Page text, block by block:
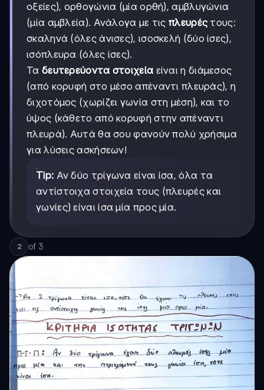
οξείες), ορθογώνια (μία ορθή), αμβλυγώνια
(μία αμβλεία). Ανάλογα με τιςπλευρέςτους:
σκαληνά (όλες άνισες), ισοσκελή (δύο ίσες),
ισόπλευρα (όλες ίσες).
Τα δευτερεύοντα στοιχεία είναι η διάμεσος
(από κορυφή στο μέσο απέναντι πλευράς), η
διχοτόμος (χωρίζει γωνία στη μέση), και το
ύψος (κάθετο από κορυφή στην απέναντι
πλευρά). Αυτά θα σου φανούν πολύ χρήσιμα
για λύσεις ασκήσεων!
Tip: Αν δύο τρίγωνα είναι ίσα, όλα τα
αντίστοιχα στοιχεία τους (πλευρές και
γωνίες) είναι ίσα μία προς μία.
2 of 3